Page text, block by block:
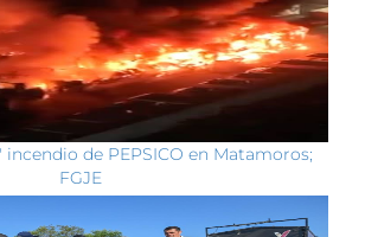
incendio de PEPSICO en Matamoros;
FGJE